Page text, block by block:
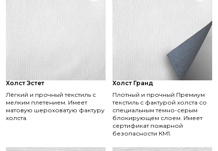
Холст Эстет
Лёгкий и прочный текстиль с
мелким плетением. Имеет
матовую шероховатую фактуру
холста.
Холст Гранд
Плотный и прочный Премиум
текстиль с фактурой холста со
специальным темно-серым
блокирующем слоем. Имеет
сертификат пожарной
безопасности КМ1.